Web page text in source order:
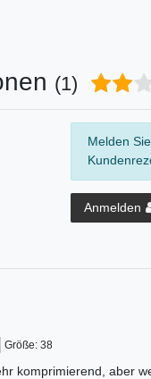
(1)
Melden
Anmelden
Größe: 38
komprimierend, aber